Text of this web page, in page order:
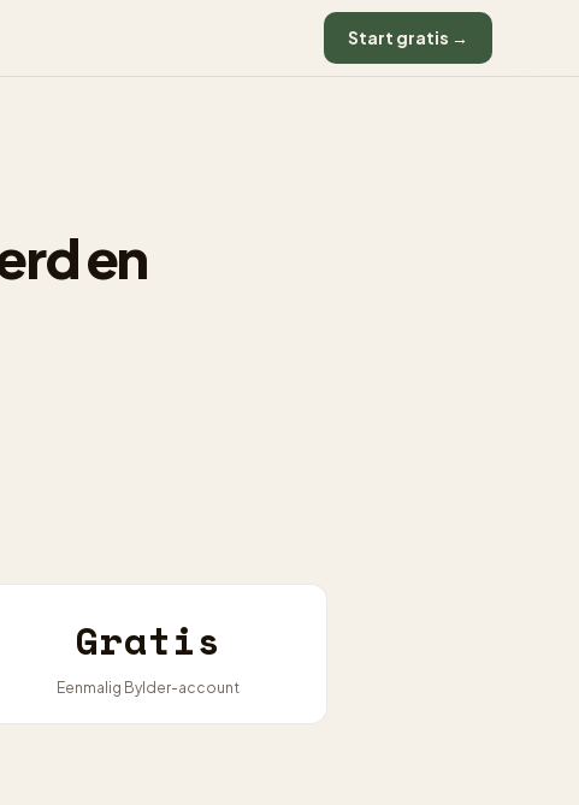
Start gratis →
en
Gratis
Eenmalig Bylder-account